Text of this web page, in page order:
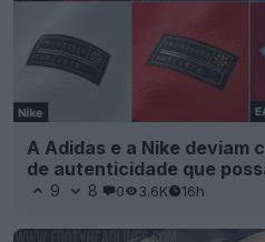
A Adidas e a Nike deviam
de autenticidade que
9 8 0 3.6K 16h